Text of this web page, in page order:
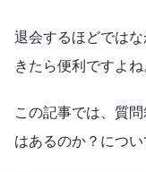
退会するほどでは
きたら便利ですよね
この記事では、質
はあるのか？につい